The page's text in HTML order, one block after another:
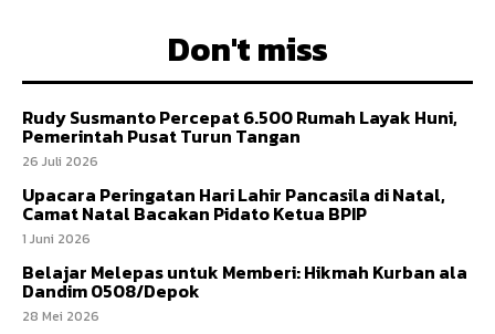
Don't miss
Rudy Susmanto Percepat 6.500 Rumah Layak Huni,
Pemerintah Pusat Turun Tangan
26 Juli 2026
Upacara Peringatan Hari Lahir Pancasila di Natal,
Camat Natal Bacakan Pidato Ketua BPIP
1 Juni 2026
Belajar Melepas untuk Memberi: Hikmah Kurban ala
Dandim 0508/Depok
28 Mei 2026